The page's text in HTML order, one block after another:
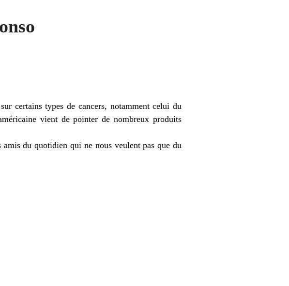
certains types de cancers, notamment celui du
vient de pointer de nombreux produits
du quotidien qui ne nous veulent pas que du